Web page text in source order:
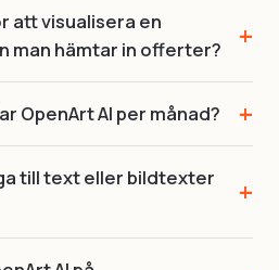
att visualisera en
man hämtar in offerter?
OpenArt AI per månad?
till text eller bildtexter